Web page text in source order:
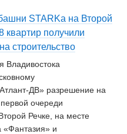
STARKа на Второй
квартир получили
строительство
Владивостока
ДВ» разрешение на
очереди
Речке, на месте
«Фантазия» и